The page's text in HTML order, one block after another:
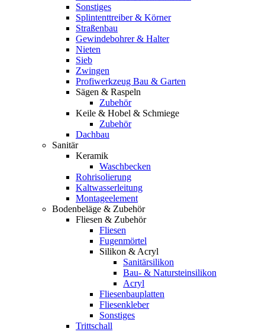
Sonstiges
Splintenttreiber & Körner
Straßenbau
Gewindebohrer & Halter
Nieten
Sieb
Zwingen
Profiwerkzeug Bau & Garten
Sägen & Raspeln
Zubehör
Keile & Hobel & Schmiege
Zubehör
Dachbau
Sanitär
Keramik
Waschbecken
Rohrisolierung
Kaltwasserleitung
Montageelement
Bodenbeläge & Zubehör
Fliesen & Zubehör
Fliesen
Fugenmörtel
Silikon & Acryl
Sanitärsilikon
Bau- & Natursteinsilikon
Acryl
Fliesenbauplatten
Fliesenkleber
Sonstiges
Trittschall